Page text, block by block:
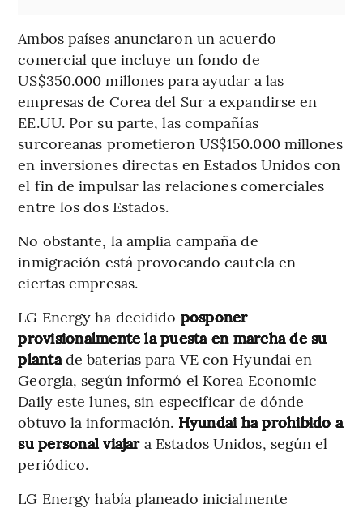
Ambos países anunciaron un acuerdo
comercial que incluye un fondo de
US$350.000 millones para ayudar a las
empresas de Corea del Sur a expandirse en
EE.UU. Por su parte, las compañías
surcoreanas prometieron US$150.000 millones
en inversiones directas en Estados Unidos con
el fin de impulsar las relaciones comerciales
entre los dos Estados.
No obstante, la amplia campaña de
inmigración está provocando cautela en
ciertas empresas.
LG Energy ha decidido posponer
provisionalmente la puesta en marcha de su
plantade baterías para VE con Hyundai en
Georgia, según informó el Korea Economic
Daily este lunes, sin especificar de dónde
obtuvo la información. Hyundai ha prohibido a
su personal viajar a Estados Unidos, según el
periódico.
LG Energy había planeado inicialmente